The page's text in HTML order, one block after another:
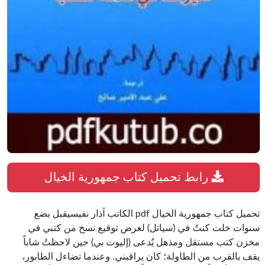
تحميل كتاب جمهورية الخيال pdf الكاتب آذار نفيسيقبل بضع
سنوات خلت كنتُ في (سياتل) لغرض توقيع نسخ من كتبي في
مخزن كتب مستقل ومذهل يُدعى (إليوت بي) حين لاحظتُ شاباً
يقف بالقرب من الطاولة؛ كان يراقبني. وعندما تضاءل الطابور،